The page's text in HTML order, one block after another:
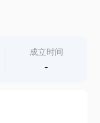
成立时间
-